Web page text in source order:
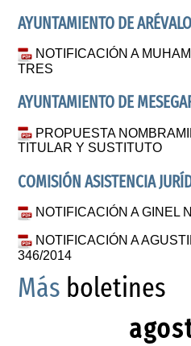
AYUNTAMIENTO DE ARÉVALO
NOTIFICACIÓN A
TRES
AYUNTAMIENTO DE
PROPUESTA
TITULAR Y SUSTITUTO
COMISIÓN ASISTENCIA
NOTIFICACIÓN A GINEL
NOTIFICACIÓN A
346/2014
Más boletines